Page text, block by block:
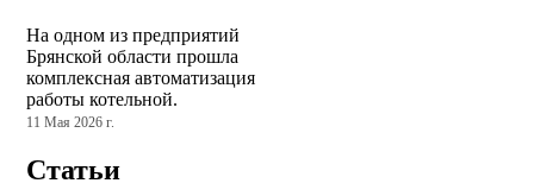
На одном из предприятий
Брянской области прошла
комплексная автоматизация
работы котельной.
11 Мая 2026 г.
Статьи